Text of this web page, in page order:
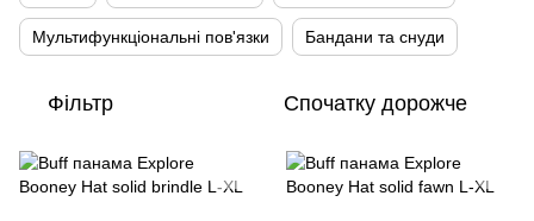
Мультифункціональні пов'язки Бандани та снуди
Фільтр Спочатку дорожче